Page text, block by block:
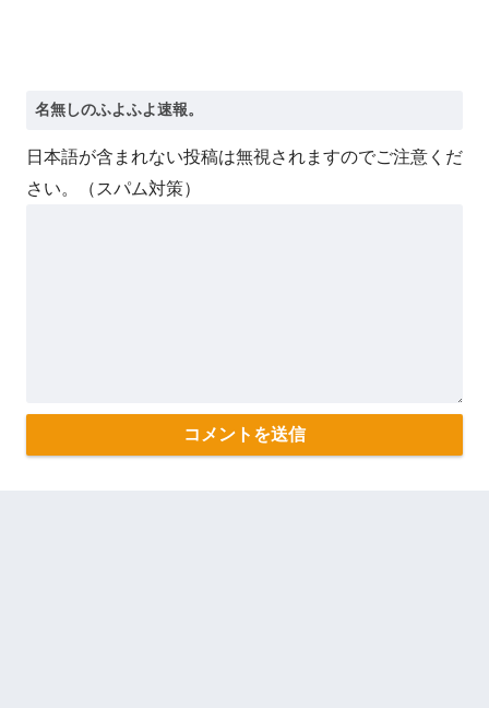
日本語が含まれない投稿は無視されますのでご注意くだ
さい。（スパム対策）